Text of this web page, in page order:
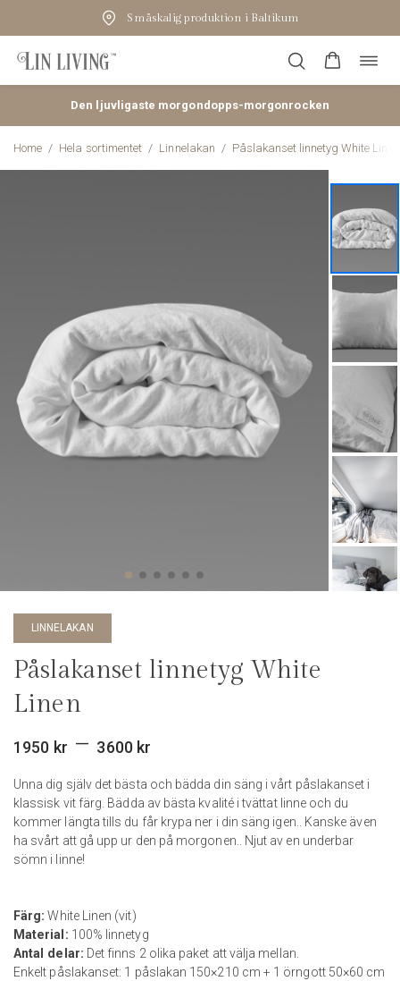
Småskalig produktion i Baltikum
Hoppa
till
Den ljuvligaste morgondopps-morgonrocken
Home / Hela sortimentet / Linnelakan / Påslakanset linnetyg White Linen
LINNELAKAN
Påslakanset linnetyg White
Linen
1950 kr – 3600 kr
till
3600 kr
Unna dig själv det bästa och bädda din säng i vårt påslakanset i
klassisk vit färg. Bädda av bästa kvalité i tvättat linne och du
kommer längta tills du får krypa ner i din säng igen.. Kanske även
ha svårt att gå upp ur den på morgonen.. Njut av en underbar
sömn i linne!
Färg: White Linen (vit)
Material: 100% linnetyg
Antal delar: Det finns 2 olika paket att välja mellan.
Enkelt påslakanset: 1 påslakan 150×210 cm + 1 örngott 50×60 cm